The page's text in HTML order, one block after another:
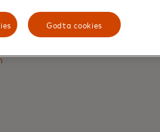
Godta cookies